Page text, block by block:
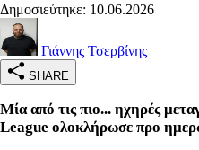
Δημοσιεύτηκε: 10.06.2026
Γιάννης Τσερβίνης
SHARE
Μία από τις πιο... ηχηρές
League ολοκλήρωσε προ